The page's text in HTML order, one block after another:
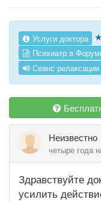
Услуги доктора ★
Психиатр в
Сеанс релаксации
Неизвестно
четыре года
Здравствуйте
усилить